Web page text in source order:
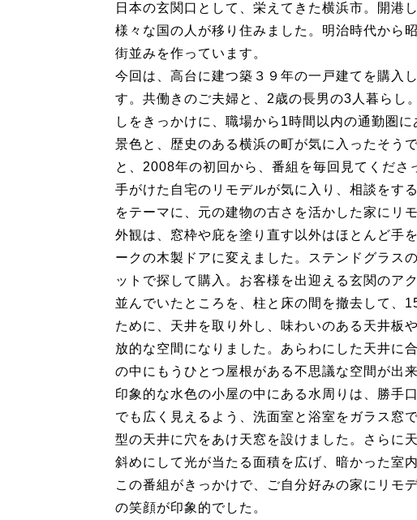
日本の玄関口として、栄えてきた横浜市。開港
様々な国の人が移り住みました。明治時代から
街並みを作っています。
今回は、高台に建つ築３９年の一戸建てを購入
す。共働きのご夫婦と、2歳の長男の3人暮らし
しをきっかけに、職場から1時間以内の通勤圏
景色と、歴史のある横浜の町が気に入ったそう
と、2008年の初回から、番組を毎回見てくだ
手がけた自宅のリモデルが気に入り、相談をす
をテーマに、元の建物の古さを活かした家にリ
外観は、窓枠や庇を塗り直す以外はほとんど手
ークの木製ドアに変えました。ステンドグラス
ットで探して購入。お客様を出迎える玄関のア
並んでいたところを、柱と床の間を撤去して、
ために、天井を取り外し、味わいのある天井板
放的な空間になりました。あらわにした天井に
の中にもうひとつ屋根がある不思議な空間が出
印象的な水色の小屋の中にある水周りは、勝手
でも広く見えるよう、洗面室と浴室をガラス窓
型の天井に穴をあけ天窓を設けました。さらに
斜めにして光が当たる面積を広げ、暗かった室
この番組がきっかけで、ご自分好みの家にリモ
の笑顔が印象的でした。